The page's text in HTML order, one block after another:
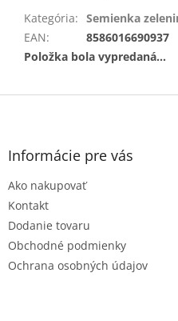
Kategória: Semienka
EAN:
8586016690937
Položka bola vypredaná…
Z
Informácie pre vás
Ako nakupovať
Kontakt
Dodanie tovaru
Obchodné podmienky
Ochrana osobných údajov